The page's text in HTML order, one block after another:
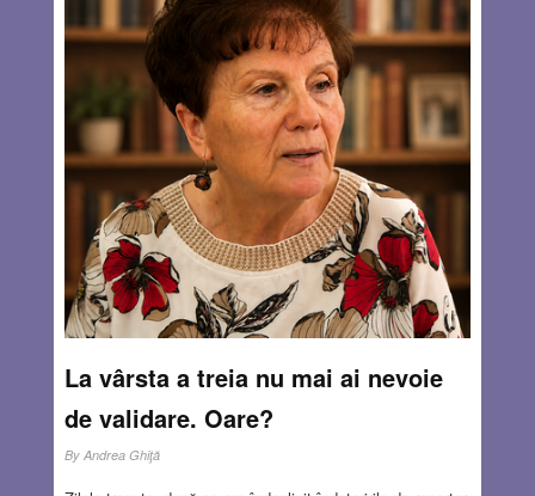
La vârsta a treia nu mai ai nevoie
de validare. Oare?
By Andrea Ghiţă